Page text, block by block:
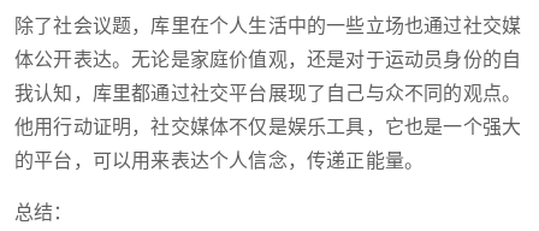
除了社会议题，库里在个人生活中的一些立场也通过社交媒
体公开表达。无论是家庭价值观，还是对于运动员身份的自
我认知，库里都通过社交平台展现了自己与众不同的观点。
他用行动证明，社交媒体不仅是娱乐工具，它也是一个强大
的平台，可以用来表达个人信念，传递正能量。
总结：